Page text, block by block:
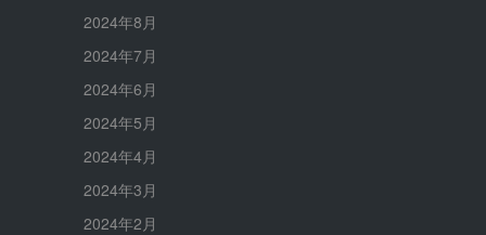
2024年8月
2024年7月
2024年6月
2024年5月
2024年4月
2024年3月
2024年2月